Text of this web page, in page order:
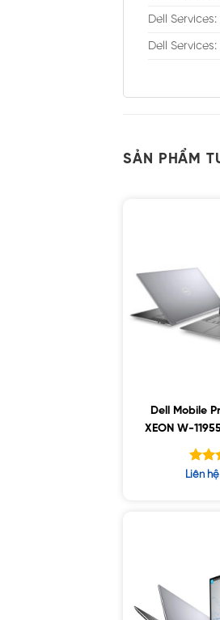
Dell
Dell Services:
SẢN PHẨM
Dell Mobile
XEON W-
SSD / NVIDIA
GDDR5 /
Được
Liên